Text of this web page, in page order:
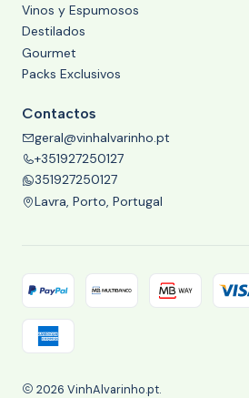
Vinos y Espumosos
Destilados
Gourmet
Packs Exclusivos
Contactos
geral@vinhalvarinho.pt
+351927250127
351927250127
Lavra, Porto, Portugal
2026 VinhAlvarinho.pt.